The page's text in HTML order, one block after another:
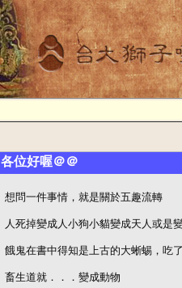
各位好喔＠＠
想問一件事情，就是關於五趣流轉
人死掉變成人小狗小貓變成天人或是
餓鬼在書中得知是上古的大蜥蜴，吃
畜生道就．．．變成動物